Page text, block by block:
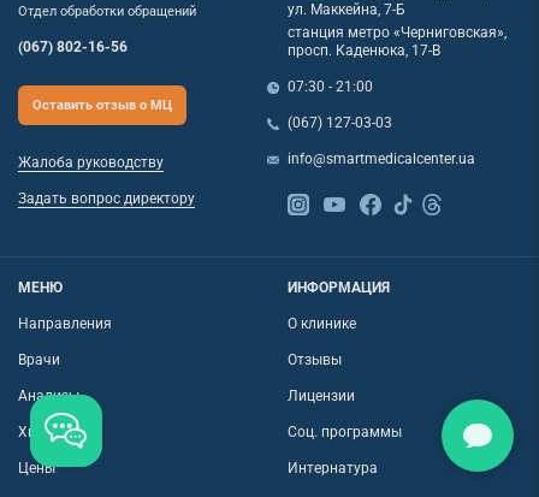
Отдел обработки обращений
(067) 802-16-56
Оставить отзыв о МЦ
Жалоба руководству
Задать вопрос директору
ул. Маккейна, 7-Б
станция метро «Черниговская»,
просп. Каденюка, 17-В
07:30 - 21:00
(067) 127-03-03
info@smartmedicalcenter.ua
МЕНЮ
Направления
Врачи
Анализы
Хирургия
Цены
ИНФОРМАЦИЯ
О клинике
Отзывы
Лицензии
Соц. программы
Интернатура